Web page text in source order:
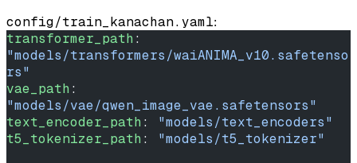
config/train_kanachan.yaml:
transformer_path
"models/transformers/waiANIMA_v10.safetenso
rs"
vae_path
"models/vae/qwen_image_vae.safetensors"
text_encoder_path : "models/text_encoders"
t5_tokenizer_path : "models/t5_tokenizer"